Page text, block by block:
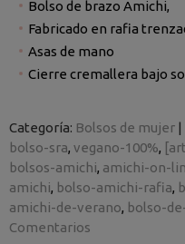
Bolso de brazo Amichi,
Fabricado en rafia
Asas de mano
Cierre cremallera bajo
Categoría: Bolsos de mujer |
bolso-sra vegano-100%
bolsos-amichi amichi-on-
amichi bolso-amichi-rafia
amichi-de-verano bolso-
Comentarios